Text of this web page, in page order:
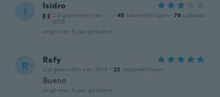
I Isidro
Lid geworden van
2019
· 45 beoordelingen · 79 uploads
ongeveer 5 jaar geleden
R Rafy
Lid geworden van 2019 · 22 beoordelingen
Bueno
ongeveer 5 jaar geleden